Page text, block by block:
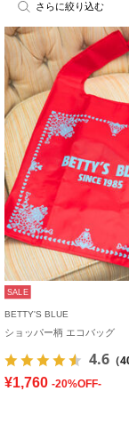
さらに絞り込む
SALE
BETTY'S BLUE
ショッパー柄 エコバッグ
4.6 （
¥1,760 -20%OFF-